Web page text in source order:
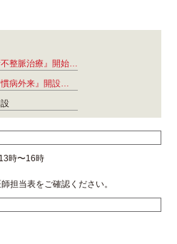
整脈治療』開始…
慣病外来』開設…
時〜16時
担当表をご確認ください。